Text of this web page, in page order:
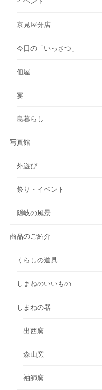
京見屋分店
今日の「いっさつ」
佃屋
宴
島暮らし
写真館
外遊び
祭り・イベント
隠岐の風景
商品のご紹介
くらしの道具
しまねのいいもの
しまねの器
出西窯
森山窯
袖師窯